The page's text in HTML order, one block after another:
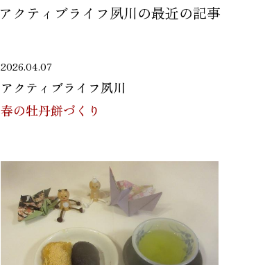
アクティブライフ夙川の最近の記事
2026.04.07
アクティブライフ夙川
春の牡丹餅づくり